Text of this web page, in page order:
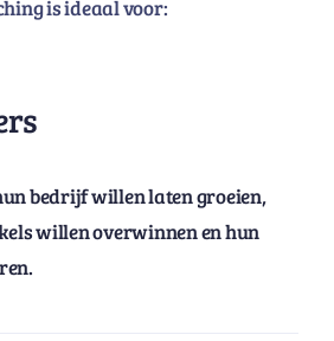
is ideaal voor:
bedrijf willen laten groeien,
willen overwinnen en hun